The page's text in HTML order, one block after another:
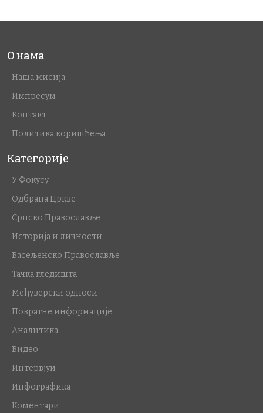
О нама
Наша мисија
Импресум
Контакт
Политика коришћења
Категорије
У Фокусу
Одбрана Цркве
Српско Православље
Историја и личности
Васељенско Православље
Тачка гледишта
Међуверски односи
Повратне информације
Аналитика
Видео
Интервјуи
Инфографика
Коментари